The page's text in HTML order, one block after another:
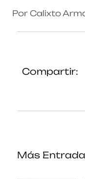
Por Calixto
Compartir:
Más